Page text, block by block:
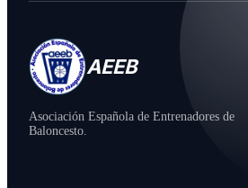
AEEB
Asociación Española de Entrenadores de
Baloncesto.